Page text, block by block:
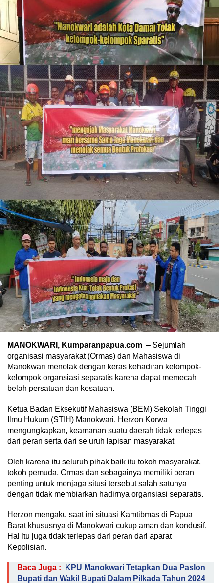
MANOKWARI, Kumparanpapua.com – Sejumlah
organisasi masyarakat (Ormas) dan Mahasiswa di
Manokwari menolak dengan keras kehadiran kelompok-
kelompok organsiasi separatis karena dapat memecah
belah persatuan dan kesatuan.
Ketua Badan Eksekutif Mahasiswa (BEM) Sekolah Tinggi
Ilmu Hukum (STIH) Manokwari, Herzon Korwa
mengungkapkan, keamanan suatu daerah tidak terlepas
dari peran serta dari seluruh lapisan masyarakat.
Oleh karena itu seluruh pihak baik itu tokoh masyarakat,
tokoh pemuda, Ormas dan sebagainya memiliki peran
penting untuk menjaga situsi tersebut salah satunya
dengan tidak membiarkan hadirnya organsiasi separatis.
Herzon mengaku saat ini situasi Kamtibmas di Papua
Barat khususnya di Manokwari cukup aman dan kondusif.
Hal itu juga tidak terlepas dari peran dari aparat
Kepolisian.
Baca Juga :
KPU Manokwari Tetapkan Dua Paslon
Bupati dan Wakil Bupati Dalam Pilkada Tahun 2024